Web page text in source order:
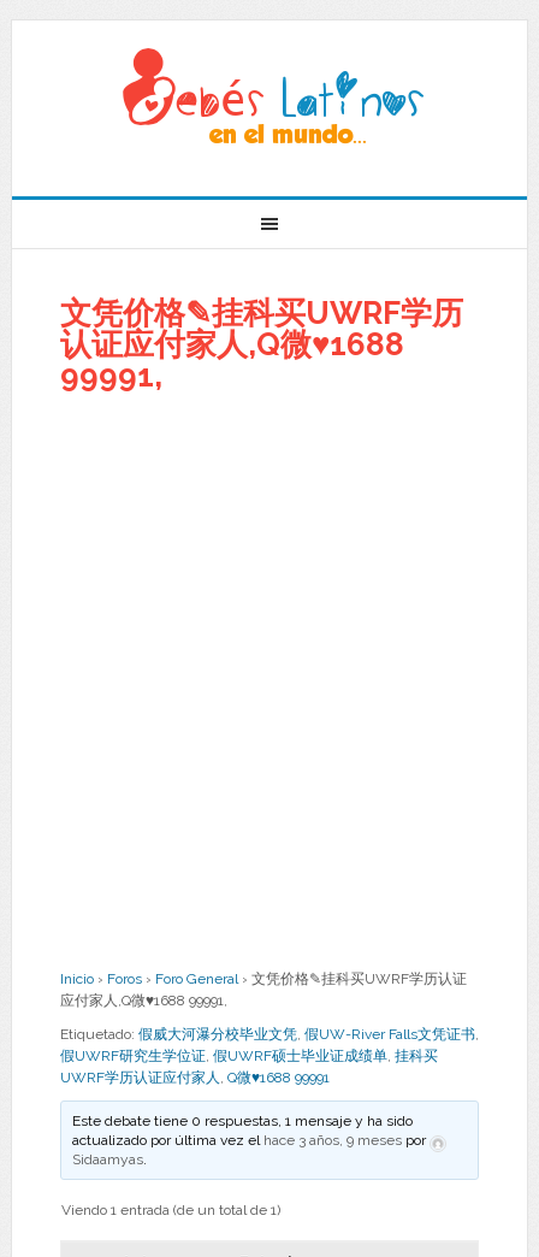
文凭价格✎挂科买UWRF学历
认证应付家人,Q微♥1688
99991,
Inicio › Foros › Foro General › 文凭价格✎挂科买UWRF学历认证
应付家人,Q微♥1688 99991,
Etiquetado: 假威大河瀑分校毕业文凭, 假UW-River Falls文凭证书,
假UWRF研究生学位证, 假UWRF硕士毕业证成绩单, 挂科买
UWRF学历认证应付家人 , Q微♥1688 99991
Este debate tiene 0 respuestas, 1 mensaje y ha sido
actualizado por última vez el hace 3 años, 9 meses por
Sidaamyas.
Viendo 1 entrada (de un total de 1)